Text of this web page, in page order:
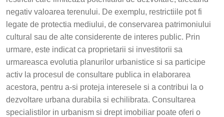
negativ valoarea terenului. De exemplu, restrictiile pot fi
legate de protectia mediului, de conservarea patrimoniului
cultural sau de alte considerente de interes public. Prin
urmare, este indicat ca proprietarii si investitorii sa
urmareasca evolutia planurilor urbanistice si sa participe
activ la procesul de consultare publica in elaborarea
acestora, pentru a-si proteja interesele si a contribui la o
dezvoltare urbana durabila si echilibrata. Consultarea
specialistilor in urbanism si drept imobiliar poate oferi o